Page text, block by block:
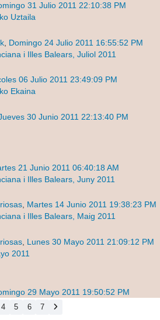
31 Julio 2011 22:10:38 PM
Uztaila
Domingo 24 Julio 2011 16:55:52 PM
i Illes Balears, Juliol 2011
06 Julio 2011 23:49:09 PM
Ekaina
30 Junio 2011 22:13:40 PM
21 Junio 2011 06:40:18 AM
i Illes Balears, Juny 2011
, Martes 14 Junio 2011 19:38:23 PM
i Illes Balears, Maig 2011
Lunes 30 Mayo 2011 21:09:12 PM
2011
29 Mayo 2011 19:50:52 PM
4 5 6 7